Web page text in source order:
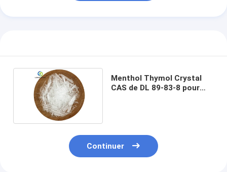
Menthol Thymol Crystal
CAS de DL 89-83-8 pour
Continuer